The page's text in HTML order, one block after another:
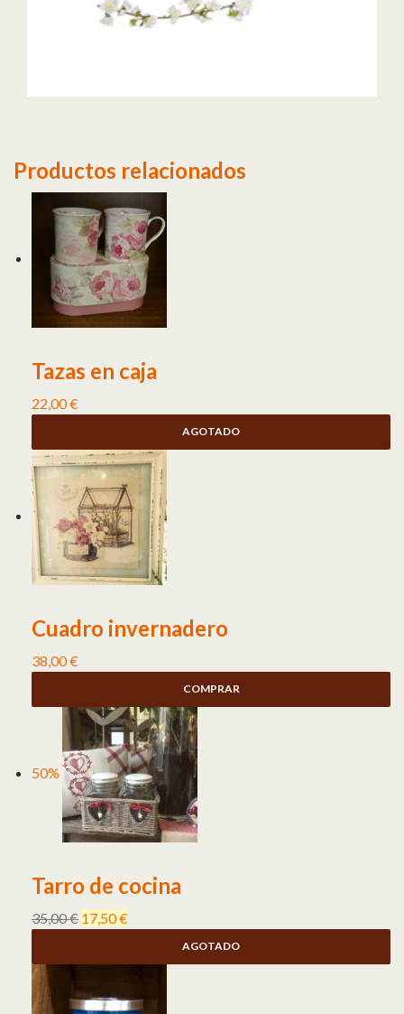
Productos relacionados
Tazas en caja
22,00€
AGOTADO
Cuadro invernadero
38,00€
COMPRAR
50%
Tarro de cocina
35,00€ 17,50€
AGOTADO